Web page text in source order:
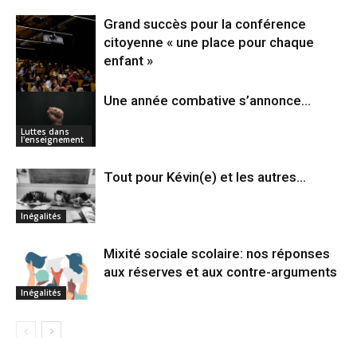
Inégalités
Grand succès pour la conférence
citoyenne « une place pour chaque
enfant »
Luttes dans
l'enseignement
Une année combative s’annonce…
Inégalités
Tout pour Kévin(e) et les autres…
Inégalités
Mixité sociale scolaire: nos réponses
aux réserves et aux contre-arguments